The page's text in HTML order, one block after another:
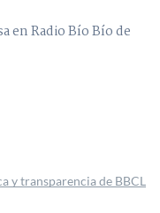
en Radio Bío Bío de
y transparencia de BBCL